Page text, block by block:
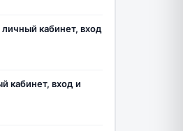
кабинет, вход
кабинет, вход и